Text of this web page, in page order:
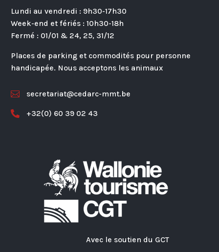
Lundi au vendredi : 9h30-17h30
Week-end et fériés : 10h30-18h
Fermé : 01/01 & 24, 25, 31/12
Places de parking et commodités pour personne
handicapée. Nous acceptons les animaux
 secretariat@cedarc-mmt.be
 +32(0) 60 39 02 43
Avec le soutien du GCT